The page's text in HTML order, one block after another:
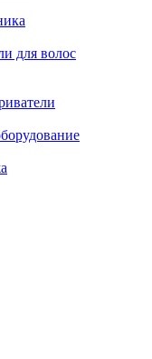
для волос